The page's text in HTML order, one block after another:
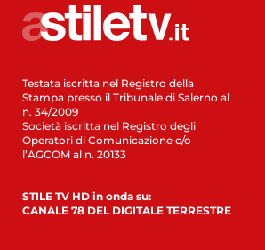
Testata iscritta nel Registro della
Stampa presso il Tribunale di Salerno al
n. 34/2009
Società iscritta nel Registro degli
Operatori di Comunicazione c/o
l’AGCOM al n. 20133
STILE TV HD in onda su:
CANALE 78 DEL DIGITALE TERRESTRE